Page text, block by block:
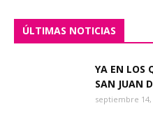
ÚLTIMAS NOTICIAS
YA EN LOS
SAN JUAN
septiembre 14,